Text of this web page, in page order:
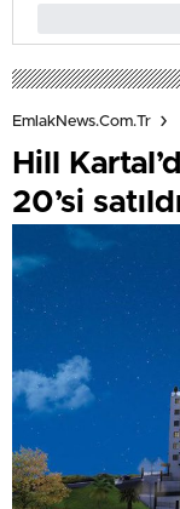
EmlakNews.com.tr
Hill
20’si